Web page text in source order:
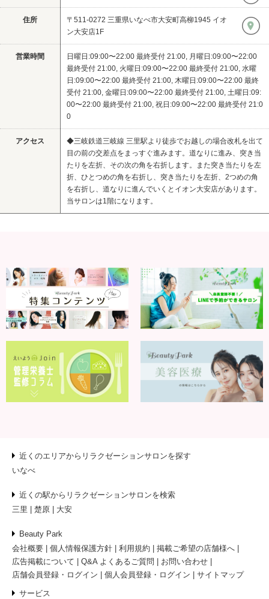
住所
〒511-0272 三重県いなべ市大安町高柳1945 イオ
ン大安店1F
営業時間
日曜日:09:00〜22:00 最終受付 21:00, 月曜日:09:00〜22:00
最終受付 21:00, 火曜日:09:00〜22:00 最終受付 21:00, 水曜
日:09:00〜22:00 最終受付 21:00, 木曜日:09:00〜22:00 最終
受付 21:00, 金曜日:09:00〜22:00 最終受付 21:00, 土曜日:09:
00〜22:00 最終受付 21:00, 祝日:09:00〜22:00 最終受付 21:0
0
アクセス
◆三岐鉄道三岐線 三里駅より徒歩でお越しの場合改札を出て
目の前の交差点をまっすぐ進みます。道なりに進み、突き当
たりを左折、その次の角を右折します。また突き当たりを左
折、ひとつめの角を右折し、突き当たりを左折、2つめの角
を右折し、道なりに進んでいくとイオン大安店があります。
当サロンは1階になります。
近くのエリアからリラクゼーションサロンを探す
いなべ
近くの駅からリラクゼーションサロンを検索
三里
楚原 大安
Beauty Park
会社概要
個人情報保護方針 利用規約
掲載ご希望の店舗様へ
広告掲載について
Q&A よくあるご質問
お問い合わせ
店舗会員登録・ログイン
個人会員登録・ログイン サイトマップ
サービス